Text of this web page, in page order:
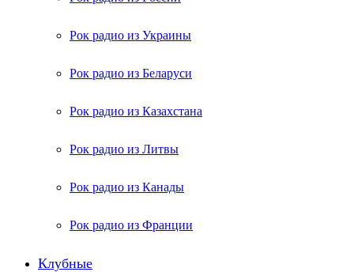
Рок радио из Украины
Рок радио из Беларуси
Рок радио из Казахстана
Рок радио из Литвы
Рок радио из Канады
Рок радио из Франции
Клубные